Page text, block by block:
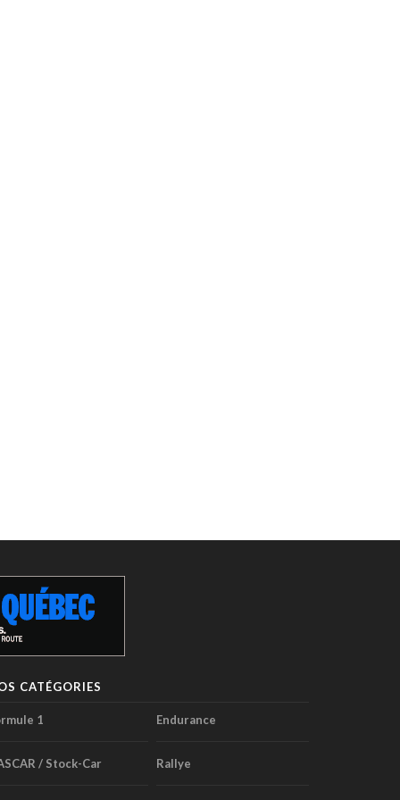
CATÉGORIES
1 Endurance
/ Stock-Car Rallye